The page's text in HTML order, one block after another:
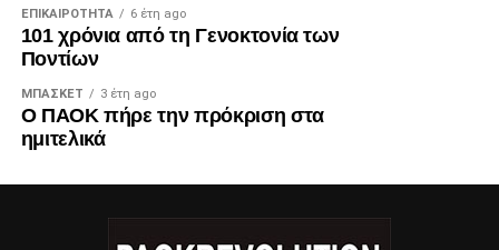
ΕΠΙΚΑΙΡΌΤΗΤΑ 6 έτη ago
101 χρόνια από τη Γενοκτονία των
Ποντίων
ΜΠΆΣΚΕΤ 3 έτη ago
Ο ΠΑΟΚ πήρε την πρόκριση στα
ημιτελικά